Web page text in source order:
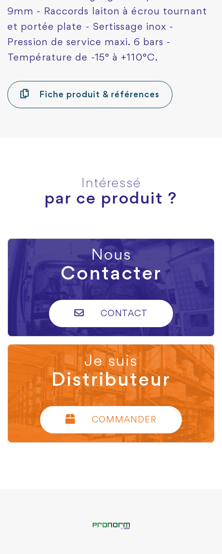
9mm - Raccords laiton à écrou tournant
et portée plate - Sertissage inox -
Pression de service maxi. 6 bars -
Température de -15° à +110°C.
Fiche produit & références
Intéressé
par ce produit ?
Nous
Contacter
CONTACT
Je suis
Distributeur
COMMANDER